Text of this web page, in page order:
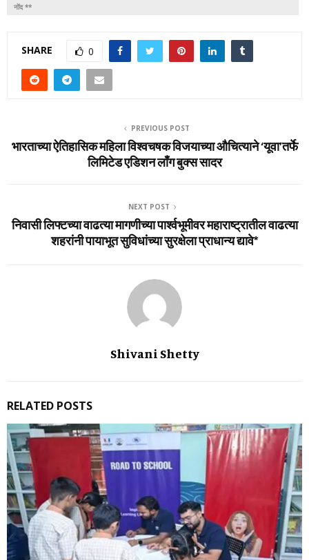
नोंद **
SHARE 0
PREVIOUS POST
भारताच्या ऐतिहासिक महिला विश्वचषक विजयाच्या औचित्याने ‘यूवा’तर्फे
लिमिटेड एडिशन लाँग बुक्स सादर
NEXT POST
निवासी लिफ्टच्या वाढत्या मागणीच्या पार्श्वभूमीवर महाराष्ट्रातील वाढत्या
शहरांनी पायाभूत सुविधांच्या सुरक्षेला प्राधान्य द्यावे*
Shivani Shetty
RELATED POSTS